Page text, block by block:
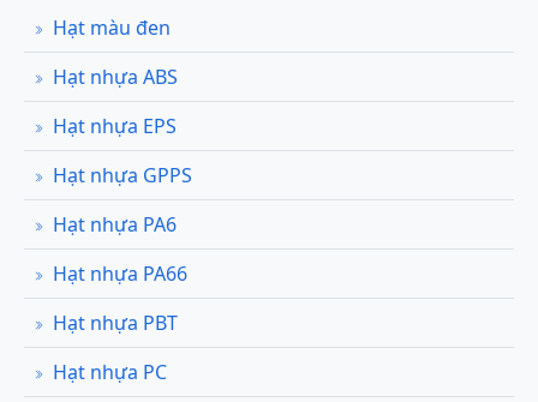
Hạt màu đen
Hạt nhựa ABS
Hạt nhựa EPS
Hạt nhựa GPPS
Hạt nhựa PA6
Hạt nhựa PA66
Hạt nhựa PBT
Hạt nhựa PC